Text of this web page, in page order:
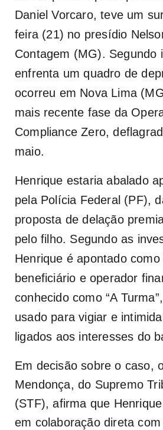
Daniel Vorcaro, teve um
feira (21) no presídio
Contagem (MG). Segundo
enfrenta um quadro de
ocorreu em Nova Lima
mais recente fase da
Compliance Zero,
maio.
Henrique estaria abalado
pela Polícia Federal (PF),
proposta de delação
pelo filho. Segundo as
Henrique é apontado como
beneficiário e operador
conhecido como “A
usado para vigiar e
ligados aos interesses do
Em decisão sobre o caso,
Mendonça, do Supremo
(STF), afirma que
em colaboração direta